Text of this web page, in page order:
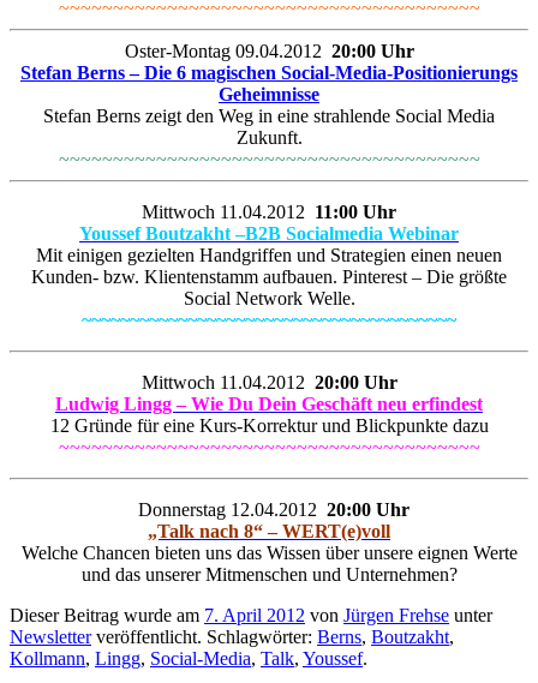
~~~~~~~~~~~~~~~~~~~~~~~~~~~~~~~~~~~~~~~
Oster-Montag 09.04.2012 20:00 Uhr
Stefan Berns– Die 6 magischen Social-Media-Positionierungs
Geheimnisse
Stefan Berns zeigt den Weg in eine strahlende Social Media
Zukunft.
~~~~~~~~~~~~~~~~~~~~~~~~~~~~~~~~~~~~~~~
Mittwoch 11.04.2012 11:00 Uhr
Youssef Boutzakht –B2B Socialmedia Webinar
Mit einigen gezielten Handgriffen und Strategien einen neuen
Kunden- bzw. Klientenstamm aufbauen. Pinterest – Die größte
Social Network Welle.
~~~~~~~~~~~~~~~~~~~~~~~~~~~~~~~~~~~~~~~
Mittwoch 11.04.2012 20:00 Uhr
Ludwig Lingg – Wie Du Dein Geschäft neu erfindest
12 Gründe für eine Kurs-Korrektur und Blickpunkte dazu
~~~~~~~~~~~~~~~~~~~~~~~~~~~~~~~~~~~~~~~
Donnerstag 12.04.2012 20:00 Uhr
„Talk nach 8“ – WERT(e)voll
Welche Chancen bieten uns das Wissen über unsere eignen Werte
und das unserer Mitmenschen und Unternehmen?
Dieser Beitrag wurde am 7. April 2012 von Jürgen Frehse unter
Newsletterveröffentlicht. Schlagwörter: Berns, Boutzakht,
Kollmann, Lingg, Social-Media, Talk, Youssef.